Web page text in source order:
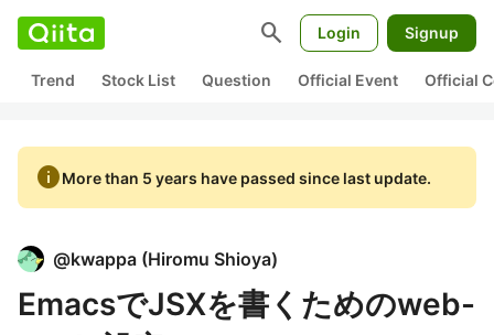
search Login Signup
Trend Stock List Question Official Event Official
infoMore than 5 years have passed since last update.
@kwappa (Hiromu Shioya)
EmacsでJSXを書くためのweb-